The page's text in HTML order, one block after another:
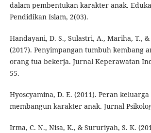
dalam pembentukan karakter anak.
Pendidikan Islam, 2(03).
Handayani, D. S., Sulastri, A., Mariha, T.,
(2017). Penyimpangan tumbuh kembang
orang tua bekerja. Jurnal Keperawatan
55.
Hyoscyamina, D. E. (2011). Peran
membangun karakter anak. Jurnal
Irma, C. N., Nisa, K., & Sururiyah, S. K.